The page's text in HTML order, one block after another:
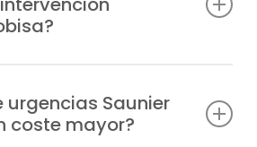
distribuidas para llegar a
lo antes posible,
urgencias Saunier
coste mayor?